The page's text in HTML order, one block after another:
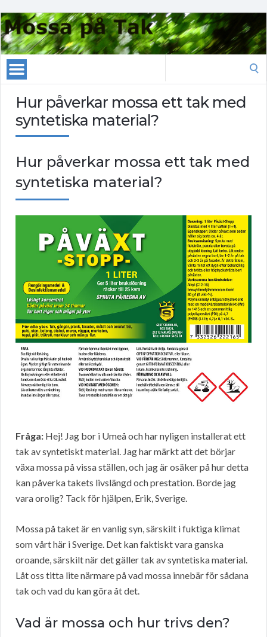
Hur påverkar mossa ett tak med
syntetiska material?
Hur påverkar mossa ett tak med
syntetiska material?
Fråga: Hej! Jag bor i Umeå och har nyligen installerat ett
tak av syntetiskt material. Jag har märkt att det börjar
växa mossa på vissa ställen, och jag är osäker på hur detta
kan påverka takets livslängd och prestation. Borde jag
vara orolig? Tack för hjälpen, Erik, Sverige.
Mossa på taket är en vanlig syn, särskilt i fuktiga klimat
som vårt här i Sverige. Det kan faktiskt vara ganska
oroande, särskilt när det gäller tak av syntetiska material.
Låt oss titta lite närmare på vad mossa innebär för sådana
tak och vad du kan göra åt det.
Vad är mossa och hur trivs den?